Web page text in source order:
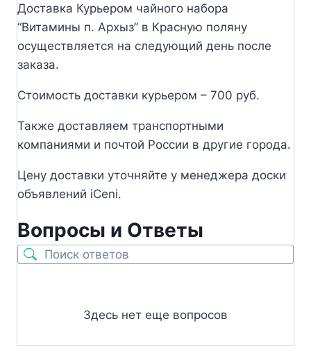
Доставка Курьером чайного набора
“Витамины п. Архыз” в Красную поляну
осуществляется на следующий день после
заказа.
Стоимость доставки курьером – 700 руб.
Также доставляем транспортными
компаниями и почтой России в другие города.
Цену доставки уточняйте у менеджера доски
объявлений iCeni.
Вопросы и Ответы
Здесь нет еще вопросов